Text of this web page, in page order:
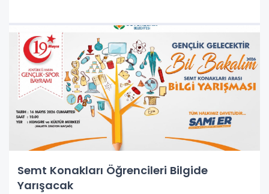
Semt Konakları Öğrencileri Bilgide
Yarışacak